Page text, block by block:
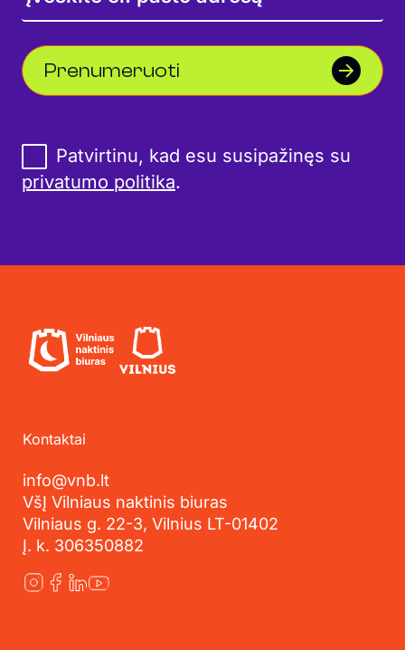
Prenumeruoti
Patvirtinu, kad esu susipažinęs su
privatumo politika.
Kontaktai
info@vnb.lt
VšĮ Vilniaus naktinis biuras
Vilniaus g. 22-3, Vilnius LT-01402
Į. k. 306350882